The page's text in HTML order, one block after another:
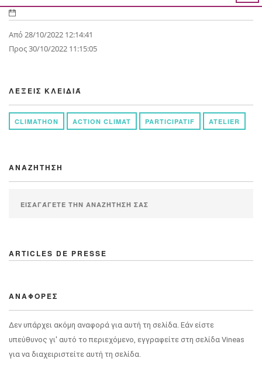
Από 28/10/2022 12:14:41
Προς 30/10/2022 11:15:05
ΛΈΞΕΙΣ ΚΛΕΙΔΙΆ
CLIMATHON ACTION CLIMAT PARTICIPATIF ATELIER
ΑΝΑΖΉΤΗΣΗ
ARTICLES DE PRESSE
ΑΝΑΦΟΡΈΣ
Δεν υπάρχει ακόμη αναφορά για αυτή τη σελίδα. Εάν είστε
υπεύθυνος γι' αυτό το περιεχόμενο, εγγραφείτε στη σελίδα Vineas
για να διαχειριστείτε αυτή τη σελίδα.